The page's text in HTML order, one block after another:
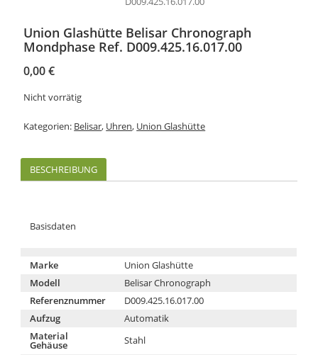
Union Glashütte Belisar Chronograph
Mondphase Ref. D009.425.16.017.00
0,00€
Nicht vorrätig
Kategorien: Belisar, Uhren, Union Glashütte
BESCHREIBUNG
Basisdaten
Marke
Union Glashütte
Modell
Belisar Chronograph
Referenznummer
D009.425.16.017.00
Aufzug
Automatik
Material
Gehäuse
Stahl